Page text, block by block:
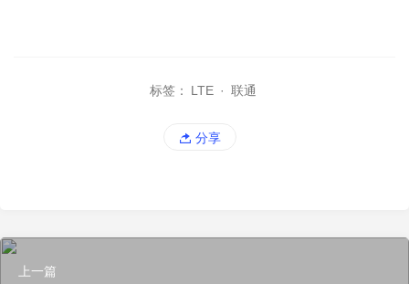
标签： LTE · 联通
分享
上一篇